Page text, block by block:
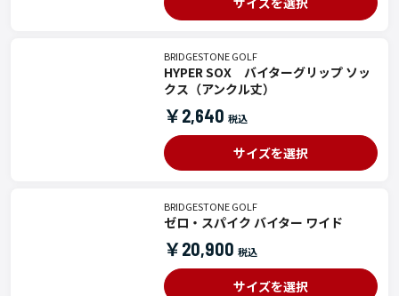
BRIDGESTONE GOLF
HYPER SOX バイターグリップ ソッ
クス（アンクル丈）
￥2,640
サイズを選択
BRIDGESTONE GOLF
ゼロ・スパイク バイター ワイド
￥20,900
サイズを選択